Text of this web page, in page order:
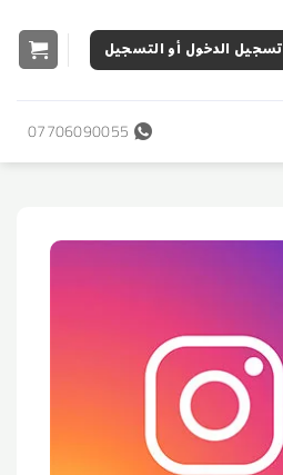
تسجيل الدخول أو التسجيل
07706090055